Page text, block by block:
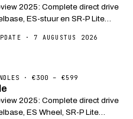
2025: Complete direct drive
ES-stuur en SR-P Lite
perfect voor instap direct
· 7 AUGUSTUS 2026
· €300 – €599
2025: Complete direct drive
ES Wheel, SR-P Lite